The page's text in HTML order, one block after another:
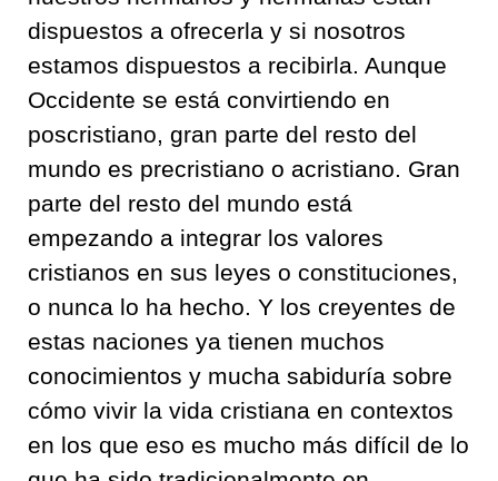
dispuestos a ofrecerla y si nosotros
estamos dispuestos a recibirla. Aunque
Occidente se está convirtiendo en
poscristiano, gran parte del resto del
mundo es precristiano o acristiano. Gran
parte del resto del mundo está
empezando a integrar los valores
cristianos en sus leyes o constituciones,
o nunca lo ha hecho. Y los creyentes de
estas naciones ya tienen muchos
conocimientos y mucha sabiduría sobre
cómo vivir la vida cristiana en contextos
en los que eso es mucho más difícil de lo